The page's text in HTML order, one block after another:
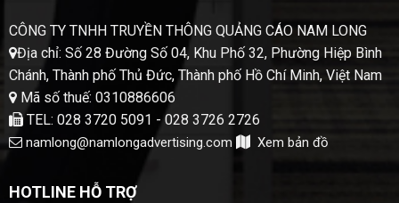
CÔNG TY TNHH TRUYỀN THÔNG QUẢNG CÁO NAM LONG
Địa chỉ: Số 28 Đường Số 04, Khu Phố 32, Phường Hiệp Bình
Chánh, Thành phố Thủ Đức, Thành phố Hồ Chí Minh, Việt Nam
Mã số thuế: 0310886606
TEL: 028 3720 5091 - 028 3726 2726
namlong@namlongadvertising.com Xem bản đồ
HOTLINE HỖ TRỢ